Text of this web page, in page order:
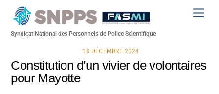
Syndicat National des Personnels de Police Scientifique
18 DÉCEMBRE 2024
Constitution d’un vivier de volontaires
pour Mayotte